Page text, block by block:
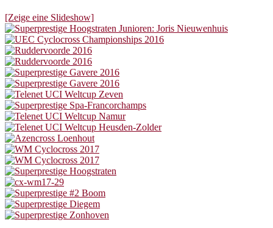
[Zeige eine Slideshow]